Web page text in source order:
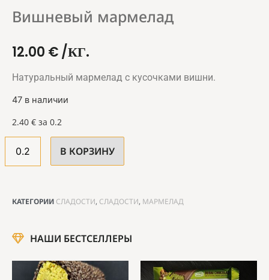
Вишневый мармелад
12.00 €/КГ.
Натуральный мармелад с кусочками вишни.
47 в наличии
2.40 € за 0.2
В КОРЗИНУ
КАТЕГОРИИ СЛАДОСТИ, СЛАДОСТИ, МАРМЕЛАД
НАШИ БЕСТСЕЛЛЕРЫ